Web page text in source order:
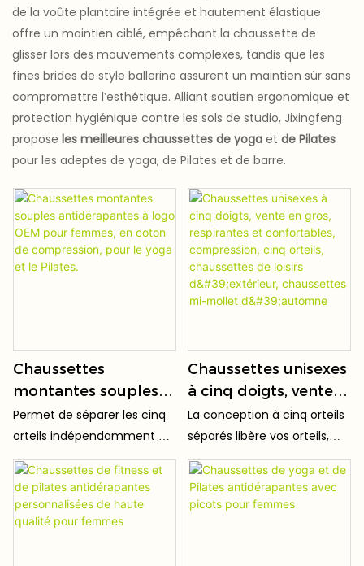
de la voûte plantaire intégrée et hautement élastique
offre un maintien ciblé, empêchant la chaussette de
glisser lors des mouvements complexes, tandis que les
fines brides de style ballerine assurent un maintien sûr sans
compromettre l'esthétique. Alliant soutien ergonomique et
protection hygiénique contre les sols de studio, Jixingfeng
propose les meilleures chaussettes de yoga et de Pilates
pour les adeptes de yoga, de Pilates et de barre.
Chaussettes
montantes souples
antidérapantes à
logo OEM pour
femmes, en coton de
compression, pour le
yoga et le Pilates.
Permet de séparer les cinq
orteils indépendamment et
de les libérer de toute
contrainte. Améliore
l'adhérence au sol pendant
l'entraînement, corrige la
Chaussettes unisexes
à cinq doigts, vente
en gros, respirantes
et confortables,
compression, cinq
orteils, chaussettes
de loisirs d'extérieur,
La conception à cinq orteils
séparés libère vos orteils,
évite les compressions et la
transpiration excessive.